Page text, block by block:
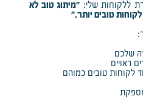
ללקוחות שלי: “מיתוג טוב לא
טובים יותר.”
שלכם
ראויים
לקוחות טובים כמוהם